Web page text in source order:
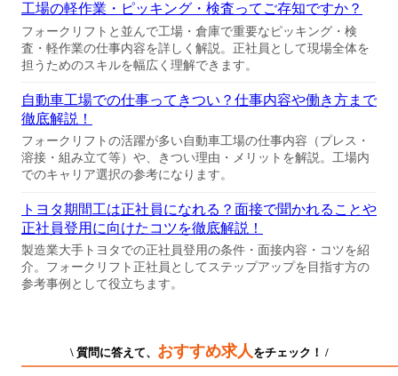
工場の軽作業・ピッキング・検査ってご存知ですか？
フォークリフトと並んで工場・倉庫で重要なピッキング・検
査・軽作業の仕事内容を詳しく解説。正社員として現場全体を
担うためのスキルを幅広く理解できます。
自動車工場での仕事ってきつい？仕事内容や働き方まで
徹底解説！
フォークリフトの活躍が多い自動車工場の仕事内容（プレス・
溶接・組み立て等）や、きつい理由・メリットを解説。工場内
でのキャリア選択の参考になります。
トヨタ期間工は正社員になれる？面接で聞かれることや
正社員登用に向けたコツを徹底解説！
製造業大手トヨタでの正社員登用の条件・面接内容・コツを紹
介。フォークリフト正社員としてステップアップを目指す方の
参考事例として役立ちます。
\ 質問に答えて、 おすすめ求人 をチェック！ /